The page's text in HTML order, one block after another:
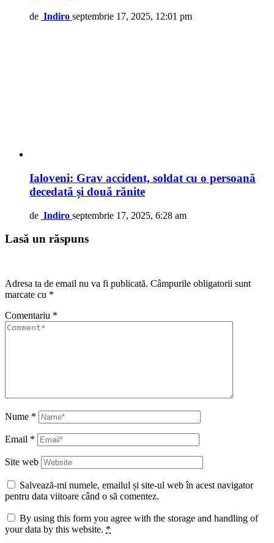
de Indiro septembrie 17, 2025, 12:01 pm
Ialoveni: Grav accident, soldat cu o persoană
decedată și două rănite
de Indiro septembrie 17, 2025, 6:28 am
Lasă un răspuns
Adresa ta de email nu va fi publicată. Câmpurile obligatorii sunt
marcate cu *
Comentariu *
Nume *
Email *
Site web
Salvează-mi numele, emailul și site-ul web în acest navigator
pentru data viitoare când o să comentez.
By using this form you agree with the storage and handling of
your data by this website. *